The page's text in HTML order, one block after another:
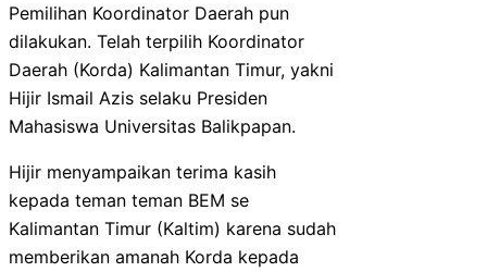
Pemilihan Koordinator Daerah pun
dilakukan. Telah terpilih Koordinator
Daerah (Korda) Kalimantan Timur, yakni
Hijir Ismail Azis selaku Presiden
Mahasiswa Universitas Balikpapan.
Hijir menyampaikan terima kasih
kepada teman teman BEM se
Kalimantan Timur (Kaltim) karena sudah
memberikan amanah Korda kepada